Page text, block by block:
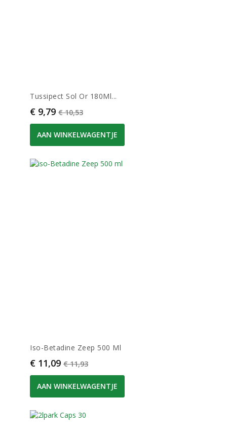
Tussipect Sol Or 180Ml...
Prijs
€ 9,79 Normale prijs
€ 10,53
AAN WINKELWAGENTJE
Iso-Betadine Zeep 500 Ml
Prijs
€ 11,09 Normale prijs
€ 11,93
AAN WINKELWAGENTJE